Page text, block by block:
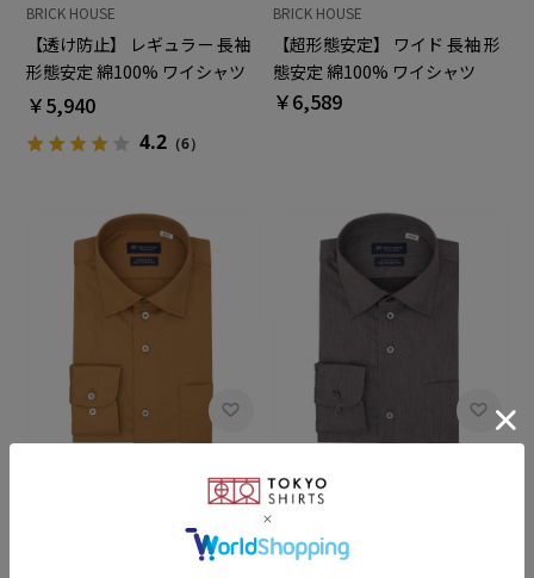
BRICK HOUSE
【透け防止】 レギュラー 長袖
形態安定 綿100% ワイシャツ
白無地 大きいサイズ
￥5,940
4.2（6）
BRICK HOUSE
【超形態安定】 ワイド 長袖 形
態安定 綿100% ワイシャツ
￥6,589
【超形態安定】 ワイド 長袖 形
態安定 綿100% ワイシャツ
BRICK HOUSE
【超形態安定】 ワイド 長袖 形
態安定 綿100% ワイシャツ